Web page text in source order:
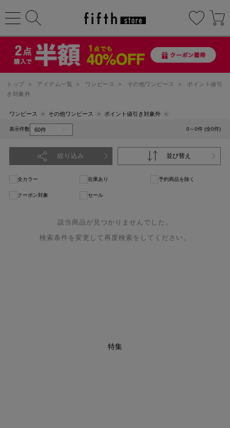
トップ > アイテム一覧 > ワンピース > その他ワンピース >
ポイント値引
き対象外
ワンピース その他ワンピース ポイント値引き対象外
表示件数 0～0件 (全0件)
絞り込み 並び替え
全カラー 在庫あり 予約商品を除く
クーポン対象 セール
該当商品が見つかりませんでした。
検索条件を変更して再度検索をしてください。
特集